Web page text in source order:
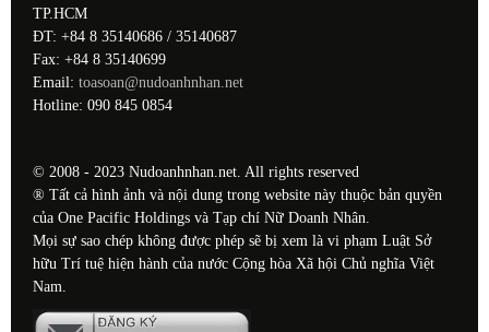
TP.HCM
ĐT: +84 8 35140686 / 35140687
Fax: +84 8 35140699
Email: toasoan@nudoanhnhan.net
Hotline: 090 845 0854
© 2008 - 2023 Nudoanhnhan.net. All rights reserved
® Tất cả hình ảnh và nội dung trong website này thuộc bản quyền
của One Pacific Holdings và Tạp chí Nữ Doanh Nhân.
Mọi sự sao chép không được phép sẽ bị xem là vi phạm Luật Sở
hữu Trí tuệ hiện hành của nước Cộng hòa Xã hội Chủ nghĩa Việt
Nam.